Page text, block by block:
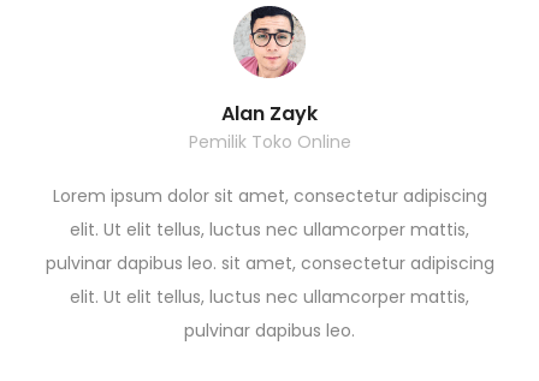
Alan Zayk
Pemilik Toko Online
Lorem ipsum dolor sit amet, consectetur adipiscing
elit. Ut elit tellus, luctus nec ullamcorper mattis,
pulvinar dapibus leo. sit amet, consectetur adipiscing
elit. Ut elit tellus, luctus nec ullamcorper mattis,
pulvinar dapibus leo.